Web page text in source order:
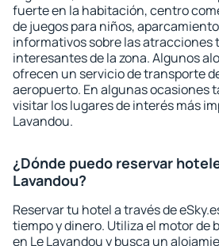
fuerte en la habitación, centro
de juegos para niños,
informativos sobre las atracciones
interesantes de la zona. Algunos
ofrecen un servicio de transporte
aeropuerto. En algunas ocasiones
visitar los lugares de interés más
Lavandou.
¿Dónde puedo reservar
Lavandou?
Reservar tu hotel a través de
tiempo y dinero. Utiliza el motor de
en Le Lavandou y busca un